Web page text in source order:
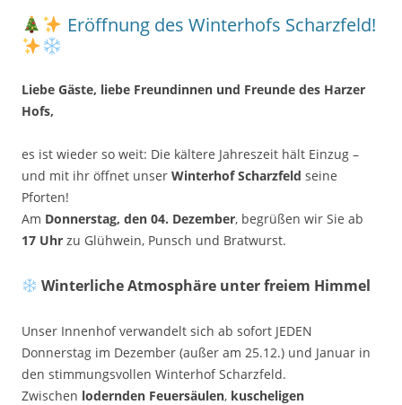
Eröffnung des Winterhofs Scharzfeld!
Liebe Gäste, liebe Freundinnen und Freunde des Harzer
Hofs,
es ist wieder so weit: Die kältere Jahreszeit hält Einzug –
und mit ihr öffnet unser Winterhof Scharzfeld seine
Pforten!
Am Donnerstag, den 04. Dezember, begrüßen wir Sie ab
17 Uhr zu Glühwein, Punsch und Bratwurst.
Winterliche Atmosphäre unter freiem Himmel
Unser Innenhof verwandelt sich ab sofort JEDEN
Donnerstag im Dezember (außer am 25.12.) und Januar in
den stimmungsvollen Winterhof Scharzfeld.
Zwischen lodernden Feuersäulen, kuscheligen